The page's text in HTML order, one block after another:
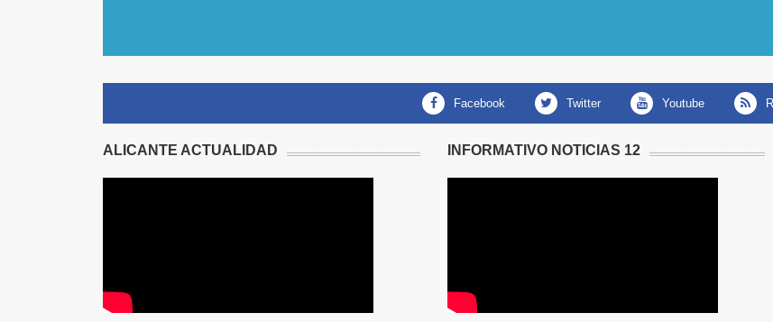
facebook twitter youtube
ALICANTE ACTUALIDAD INFORMATIVO NOTICIAS 12